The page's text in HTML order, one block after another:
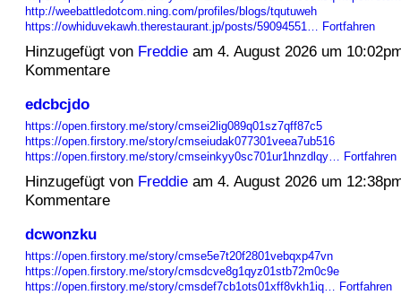
http://weebattledotcom.ning.com/profiles/blogs/tqutuweh
https://owhiduvekawh.therestaurant.jp/posts/59094551… Fortfahren
Hinzugefügt von Freddieam 4. August 2026 um
Kommentare
edcbcjdo
https://open.firstory.me/story/cmsei2lig089q01sz7qff87c5
https://open.firstory.me/story/cmseiudak077301veea7ub516
https://open.firstory.me/story/cmseinkyy0sc701ur1hnzdlqy… Fortfahren
Hinzugefügt von Freddieam 4. August 2026 um
Kommentare
dcwonzku
https://open.firstory.me/story/cmse5e7t20f2801vebqxp47vn
https://open.firstory.me/story/cmsdcve8g1qyz01stb72m0c9e
https://open.firstory.me/story/cmsdef7cb1ots01xff8vkh1iq… Fortfahren